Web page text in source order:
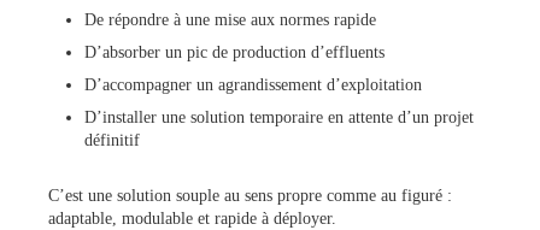
De répondre à une mise aux normes rapide
D’absorber un pic de production d’effluents
D’accompagner un agrandissement d’exploitation
D’installer une solution temporaire en attente d’un projet
définitif
C’est une solution souple au sens propre comme au figuré :
adaptable, modulable et rapide à déployer.